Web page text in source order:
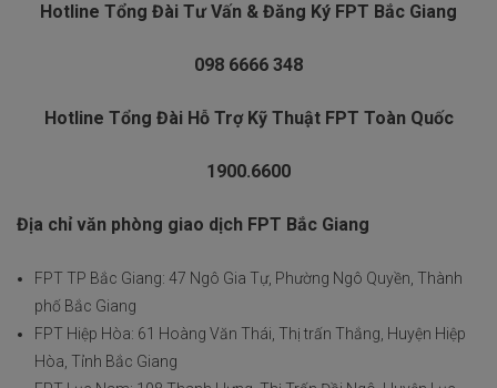
Hotline Tổng Đài Tư Vấn & Đăng Ký FPT Bắc Giang
098 6666 348
Hotline Tổng Đài Hỗ Trợ Kỹ Thuật FPT Toàn Quốc
1900.6600
Địa chỉ văn phòng giao dịch FPT Bắc Giang
FPT TP Bắc Giang: 47 Ngô Gia Tự, Phường Ngô Quyền, Thành
phố Bắc Giang
FPT Hiệp Hòa: 61 Hoàng Văn Thái, Thị trấn Thắng, Huyện Hiệp
Hòa, Tỉnh Bắc Giang